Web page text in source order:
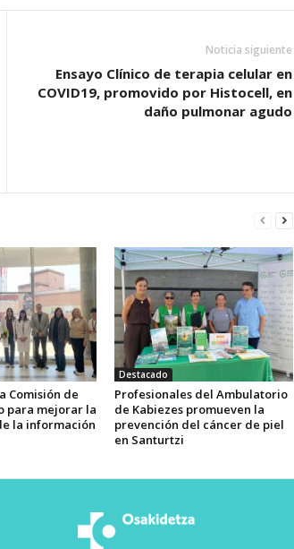
Noticia siguiente
Ensayo Clínico de terapia celular en
COVID19, promovido por Histocell, en
daño pulmonar agudo
Comisión de
para mejorar la
la información
Destacado
Profesionales del Ambulatorio
de Kabiezes promueven la
prevención del cáncer de piel
en Santurtzi